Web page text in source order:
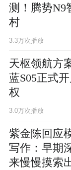
测！腾势N9
村
3.3万次播放
天枢领航方
蓝S05正式
权
3.0万次播放
紫金陈回应
写作：早期
来慢慢摸索